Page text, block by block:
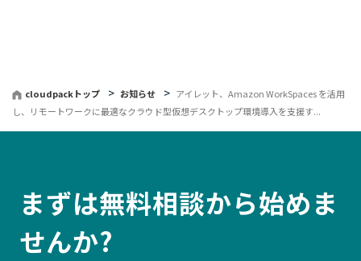
cloudpackトップ お知らせ
アイレット、Amazon WorkSpaces を活用
し、リモートワークに最適なクラウド型仮想デスクトップ環境導入を支援す...
まずは無料相談から始めま
せんか?